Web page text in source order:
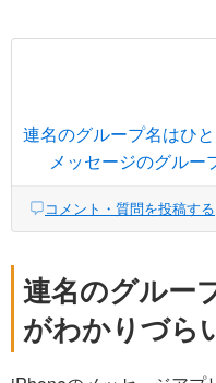
連名のグループ名はひ
メッセージのグルー
コメント・質問を投稿する
連名のグルー
がわかりづら